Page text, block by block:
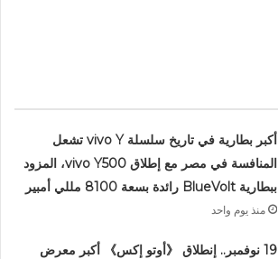
أكبر بطارية في تاريخ سلسلة vivo Y تشعل
المنافسة في مصر مع إطلاق vivo Y500، المزود
ببطارية BlueVolt رائدة بسعة 8100 مللي أمبير
منذ يوم واحد
19 نوفمبر.. إنطلاق 《أوتو إكس》 أكبر معرض